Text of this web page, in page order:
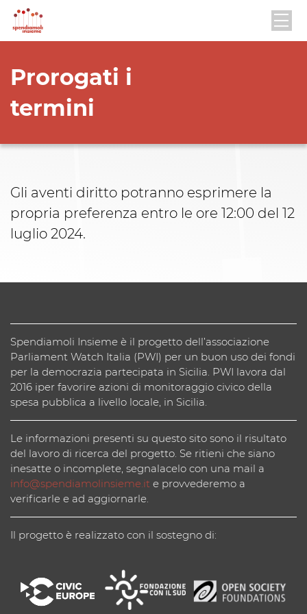
Prorogati i
termini
Gli aventi diritto potranno esprimere la
propria preferenza entro le ore 12:00 del 12
luglio 2024.
Spendiamoli Insieme è il progetto dell’associazione
Parliament Watch Italia (PWI) per un buon uso dei fondi
per la democrazia partecipata in Sicilia. PWI lavora dal
2016 iper favorire azioni di monitoraggio civico della
spesa pubblica a livello locale, in Sicilia.
Le informazioni presenti su questo sito sono il risultato
del lavoro di ricerca del progetto. Se ritieni che siano
inesatte o incomplete, segnalacelo con una mail a
info@spendiamolinsieme.it e provvederemo a
verificarle e ad aggiornarle.
Il progetto è realizzato con il sostegno di: